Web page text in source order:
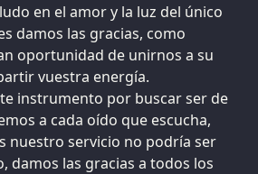
en el amor y la luz del único
damos las gracias, como
oportunidad de unirnos a su
vuestra energía.
instrumento por buscar ser de
a cada oído que escucha,
nuestro servicio no podría ser
damos las gracias a todos los